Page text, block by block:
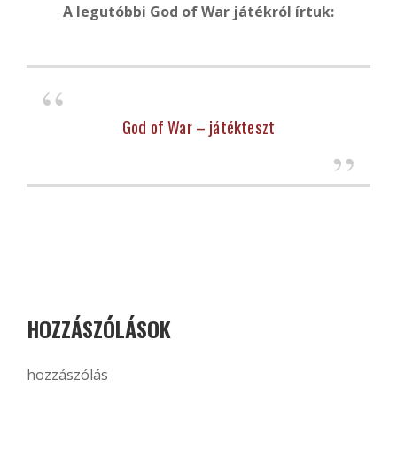
A legutóbbi God of War játékról írtuk:
God of War – játékteszt
HOZZÁSZÓLÁSOK
hozzászólás